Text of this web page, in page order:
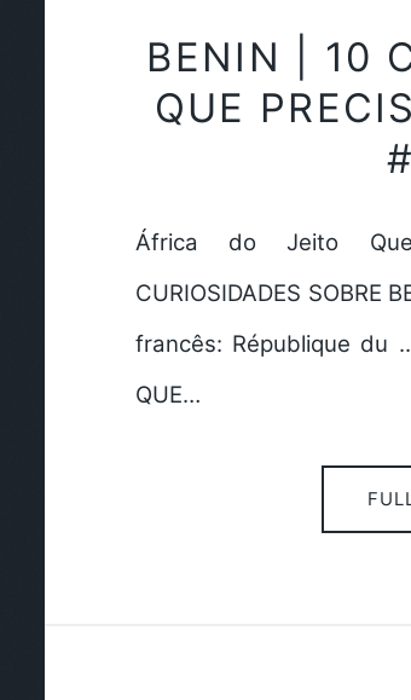
BENIN | 10
QUE
África do Jeito
CURIOSIDADES SOBRE
francês: République du
QUE…